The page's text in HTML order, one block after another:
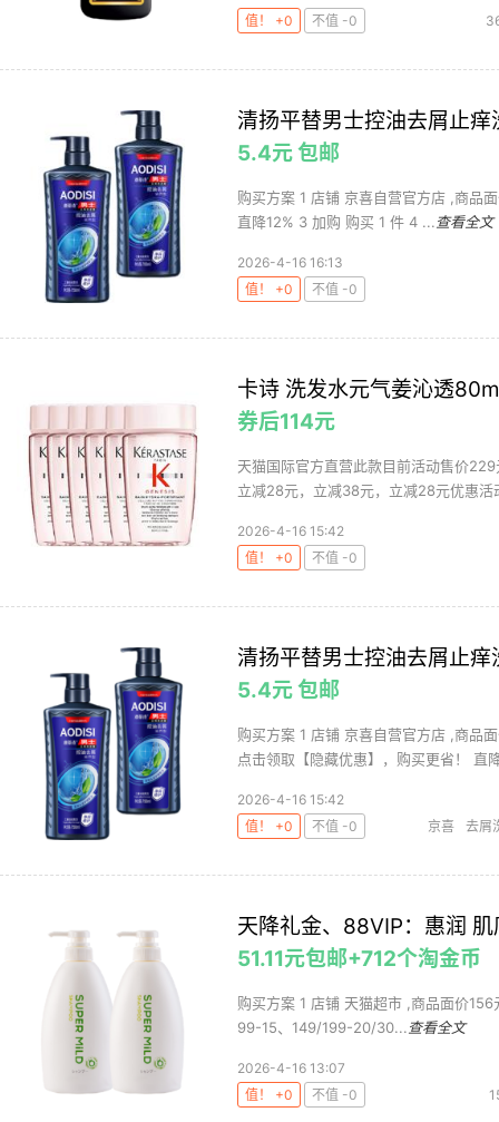
值！ +0
不值 -0
清扬平替男士控油去屑止
5.4元 包邮
购买方案 1 店铺 京喜自营官方店 ,商品
直降12% 3 加购 购买 1 件 4 ... 查看全文
2026-4-16 16:13
值！ +0
不值 -0
卡诗 洗发水元气姜沁透
券后114元
天猫国际官方直营此款目前活动售价
立减28元，立减38元，立减28元优惠活
2026-4-16 15:42
值！ +0
不值 -0
清扬平替男士控油去屑止
5.4元 包邮
购买方案 1 店铺 京喜自营官方店 ,商品
点击领取【隐藏优惠】，购买更省！ 直
2026-4-16 15:42
值！ +0
不值 -0 京喜 去屑
天降礼金、88VIP：惠润
51.11元包邮+712个淘金币
购买方案 1 店铺 天猫超市 ,商品面价
99-15、149/199-20/30... 查看全文
2026-4-16 13:07
值！ +0
不值 -0